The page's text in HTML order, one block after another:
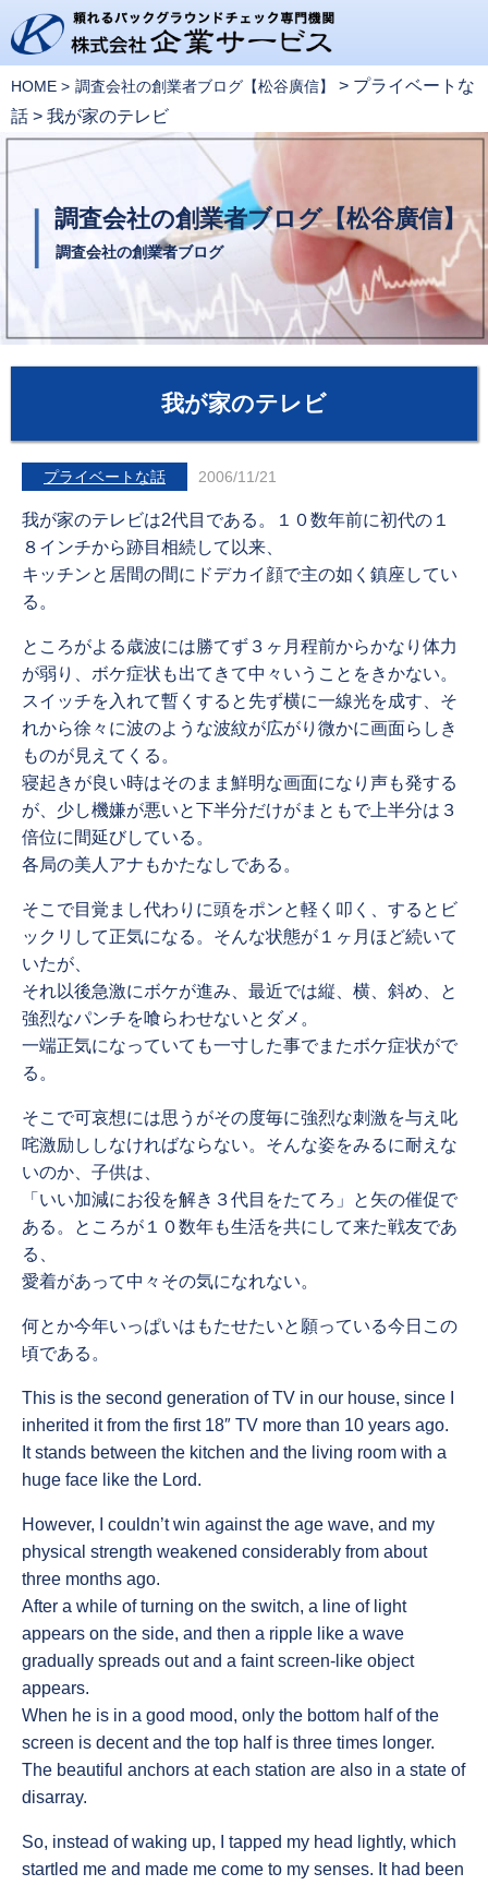
HOME 調査会社の創業者ブログ【松谷廣信】 > プライベートな
話 > 我が家のテレビ
調査会社の創業者ブログ【松谷廣信】
調査会社の創業者ブログ
我が家のテレビ
プライベートな話 2006/11/21
我が家のテレビは2代目である。１０数年前に初代の１
８インチから跡目相続して以来、
キッチンと居間の間にドデカイ顔で主の如く鎮座してい
る。
ところがよる歳波には勝てず３ヶ月程前からかなり体力
が弱り、ボケ症状も出てきて中々いうことをきかない。
スイッチを入れて暫くすると先ず横に一線光を成す、そ
れから徐々に波のような波紋が広がり微かに画面らしき
ものが見えてくる。
寝起きが良い時はそのまま鮮明な画面になり声も発する
が、少し機嫌が悪いと下半分だけがまともで上半分は３
倍位に間延びしている。
各局の美人アナもかたなしである。
そこで目覚まし代わりに頭をポンと軽く叩く、するとビ
ックリして正気になる。そんな状態が１ヶ月ほど続いて
いたが、
それ以後急激にボケが進み、最近では縦、横、斜め、と
強烈なパンチを喰らわせないとダメ。
一端正気になっていても一寸した事でまたボケ症状がで
る。
そこで可哀想には思うがその度毎に強烈な刺激を与え叱
咤激励ししなければならない。そんな姿をみるに耐えな
いのか、子供は、
「いい加減にお役を解き３代目をたてろ」と矢の催促で
ある。ところが１０数年も生活を共にして来た戦友であ
る、
愛着があって中々その気になれない。
何とか今年いっぱいはもたせたいと願っている今日この
頃である。
This is the second generation of TV in our house, since I
inherited it from the first 18″ TV more than 10 years ago.
It stands between the kitchen and the living room with a
huge face like the Lord.
However, I couldn’t win against the age wave, and my
physical strength weakened considerably from about
three months ago.
After a while of turning on the switch, a line of light
appears on the side, and then a ripple like a wave
gradually spreads out and a faint screen-like object
appears.
When he is in a good mood, only the bottom half of the
screen is decent and the top half is three times longer.
The beautiful anchors at each station are also in a state of
disarray.
So, instead of waking up, I tapped my head lightly, which
startled me and made me come to my senses. It had been